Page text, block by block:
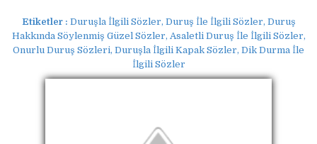
Etiketler : Duruşla İlgili Sözler, Duruş İle İlgili Sözler, Duruş
Hakkında Söylenmiş Güzel Sözler, Asaletli Duruş İle İlgili Sözler,
Onurlu Duruş Sözleri, Duruşla İlgili Kapak Sözler, Dik Durma İle
İlgili Sözler